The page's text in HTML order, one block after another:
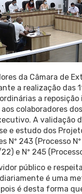
da Câmara de
a realização das
a
colaboradores
A validação
e estudo dos
Nº 243 (Processo
e Nº 245
público e
é uma
é desta forma